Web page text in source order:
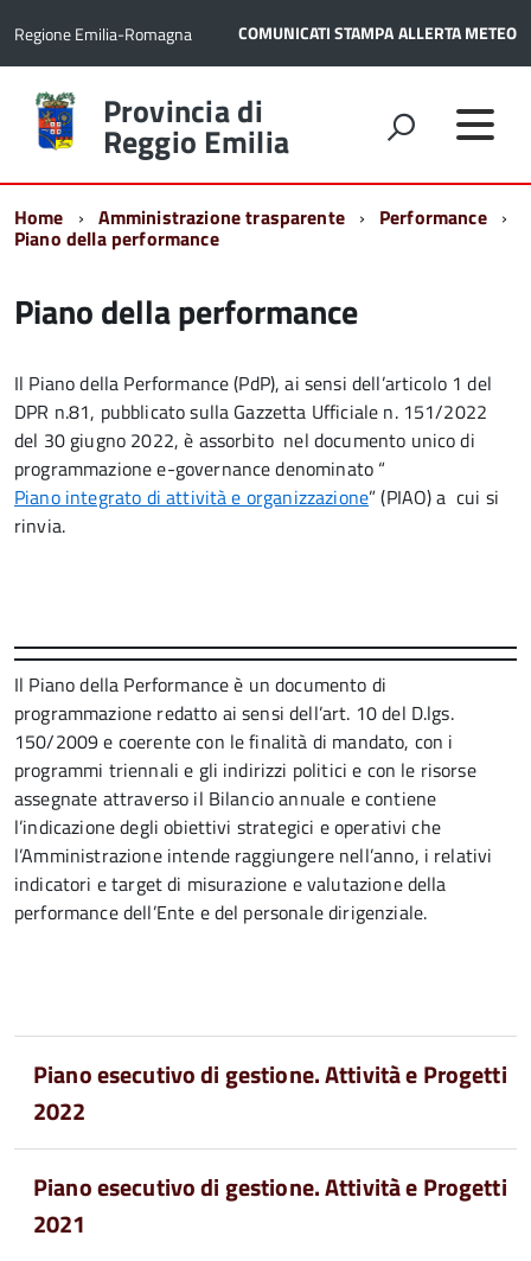
Regione Emilia-Romagna COMUNICATI STAMPAALLERTA METEO
Torna
alla
home
Provincia di
Reggio Emilia
Home Amministrazione trasparente Performance
Piano della performance
Piano della performance
Il Piano della Performance (PdP), ai sensi dell’articolo 1 del
DPR n.81, pubblicato sulla Gazzetta Ufficiale n. 151/2022
del 30 giugno 2022, è assorbito nel documento unico di
programmazione e-governance denominato “
Piano integrato di attività e organizzazione” (PIAO) a cui si
rinvia.
Il Piano della Performance è un documento di
programmazione redatto ai sensi dell’art. 10 del D.lgs.
150/2009 e coerente con le finalità di mandato, con i
programmi triennali e gli indirizzi politici e con le risorse
assegnate attraverso il Bilancio annuale e contiene
l’indicazione degli obiettivi strategici e operativi che
l’Amministrazione intende raggiungere nell’anno, i relativi
indicatori e target di misurazione e valutazione della
performance dell’Ente e del personale dirigenziale.
Piano esecutivo di gestione. Attività e Progetti
2022
Piano esecutivo di gestione. Attività e Progetti
2021